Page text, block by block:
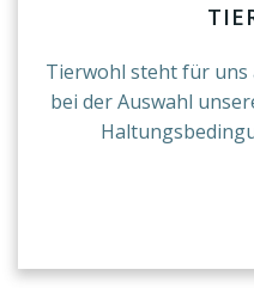
Tierwohl steht für uns
bei der Auswahl